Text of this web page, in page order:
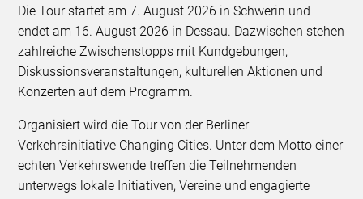
Die Tour startet am 7. August 2026 in Schwerin und
endet am 16. August 2026 in Dessau. Dazwischen stehen
zahlreiche Zwischenstopps mit Kundgebungen,
Diskussionsveranstaltungen, kulturellen Aktionen und
Konzerten auf dem Programm.
Organisiert wird die Tour von der Berliner
Verkehrsinitiative Changing Cities. Unter dem Motto einer
echten Verkehrswende treffen die Teilnehmenden
unterwegs lokale Initiativen, Vereine und engagierte